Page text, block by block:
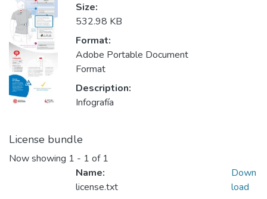
Size:
532.98 KB
Format:
Adobe Portable Document
Format
Description:
Infografía
License bundle
Now showing 1 - 1 of 1
Name:
license.txt
Down
load